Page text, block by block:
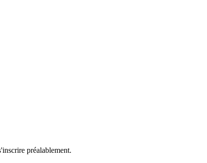
préalablement.